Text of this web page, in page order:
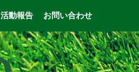
活動報告 お問い合わせ